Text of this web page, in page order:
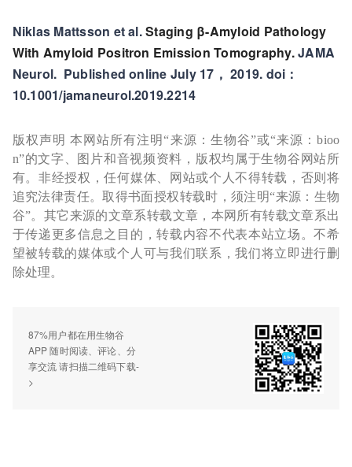
Niklas Mattsson et al.Staging β-Amyloid Pathology
With Amyloid Positron Emission Tomography.JAMA
Neurol. Published online July 17， 2019. doi：
10.1001/jamaneurol.2019.2214
版权声明 本网站所有注明“来源：生物谷”或“来源：bioo
n”的文字、图片和音视频资料，版权均属于生物谷网站所
有。非经授权，任何媒体、网站或个人不得转载，否则将
追究法律责任。取得书面授权转载时，须注明“来源：生物
谷”。其它来源的文章系转载文章，本网所有转载文章系出
于传递更多信息之目的，转载内容不代表本站立场。不希
望被转载的媒体或个人可与我们联系，我们将立即进行删
除处理。
87%用户都在用生物谷
APP 随时阅读、评论、分
享交流 请扫描二维码下载-
>